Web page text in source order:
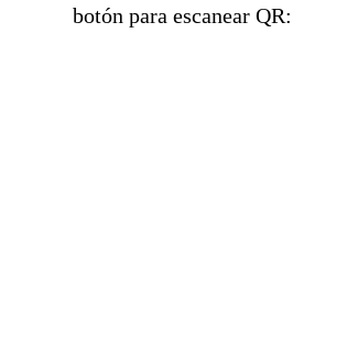
botón para escanear QR: